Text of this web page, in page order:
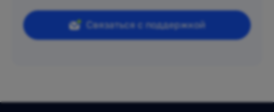
Связаться с поддержкой